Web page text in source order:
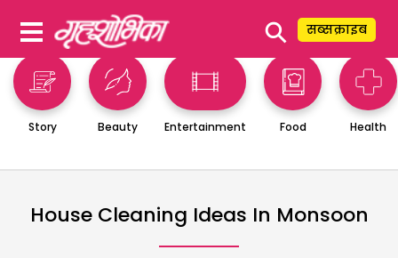
⚲ सब्सक्राइब
Story Beauty Entertainment Food Health
House Cleaning Ideas In Monsoon